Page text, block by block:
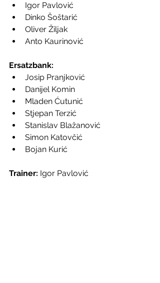
Igor Pavlović
Dinko Šoštarić
Oliver Žiljak
Anto Kaurinović
Ersatzbank:
Josip Pranjković
Danijel Komin
Mladen Ćutunić
Stjepan Terzić
Stanislav Blažanović
Simon Katovčić
Bojan Kurić
Trainer: Igor Pavlović